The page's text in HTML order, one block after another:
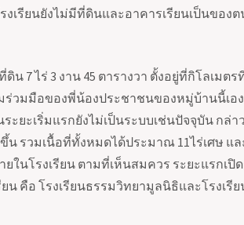
รียนยังไม่มีที่ดินและอาคารเรียนเป็นของต
ดิน 7ไร่ 3 งาน 45 ตารางวา ตั้งอยู่ที่กิโลเมตร
ร่วมมือของพี่น้องประชาชนของหมู่บ้านนี้เอ
ยะเริ่มแรกยังไม่เป็นระบบเช่นปัจจุบัน กล่า
น รวมเนื้อที่ทั้งหมดได้ประมาณ 11ไร่เศษ แ
ในโรงเรียน ตามที่เห็นสมควร ระยะแรกเปิ
ยน คือ โรงเรียนธรรมวิทยามูลนิธิและโรงเ